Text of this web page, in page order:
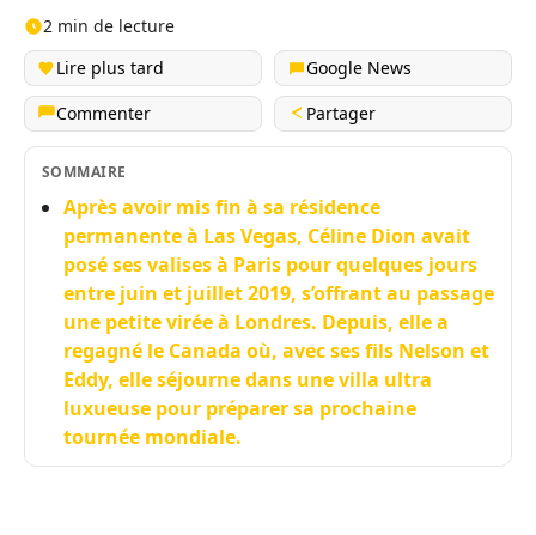
2 min de lecture
Lire plus tard
Google News
Commenter
Partager
SOMMAIRE
Après avoir mis fin à sa résidence
permanente à Las Vegas, Céline Dion avait
posé ses valises à Paris pour quelques jours
entre juin et juillet 2019, s’offrant au passage
une petite virée à Londres. Depuis, elle a
regagné le Canada où, avec ses fils Nelson et
Eddy, elle séjourne dans une villa ultra
luxueuse pour préparer sa prochaine
tournée mondiale.